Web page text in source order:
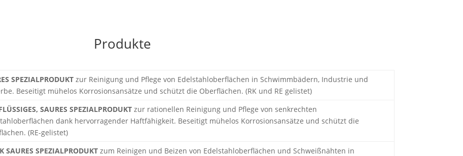
Produkte
SPEZIALPRODUKTzur Reinigung und Pflege von Edelstahloberflächen in Schwimmbädern, Industrie und
Beseitigt mühelos Korrosionsansätze und schützt die Oberflächen. (RK und RE gelistet)
SAURES SPEZIALPRODUKTzur rationellen Reinigung und Pflege von senkrechten
dank hervorragender Haftfähigkeit. Beseitigt mühelos Korrosionsansätze und schützt die
(RE-gelistet)
SAURES SPEZIALPRODUKTzum Reinigen und Beizen von Edelstahloberflächen und Schweißnähten in